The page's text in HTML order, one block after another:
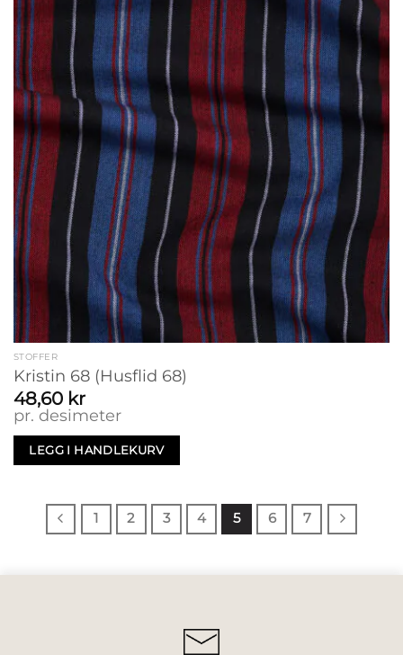
STOFFER
Kristin 68 (Husflid 68)
48,60 kr
pr. desimeter
LEGG I HANDLEKURV
1 2 3 4 5 6 7